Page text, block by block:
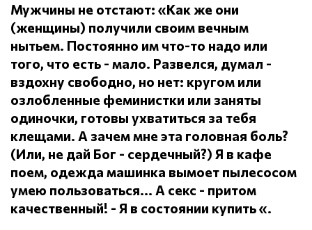
Мужчины не отстают: «Как же они
(женщины) получили своим вечным
нытьем. Постоянно им что-то надо или
того, что есть - мало. Развелся, думал -
вздохну свободно, но нет: кругом или
озлобленные феминистки или заняты
одиночки, готовы ухватиться за тебя
клещами. А зачем мне эта головная боль?
(Или, не дай Бог - сердечный?) Я в кафе
поем, одежда машинка вымоет пылесосом
умею пользоваться... А секс - притом
качественный! - Я в состоянии купить «.